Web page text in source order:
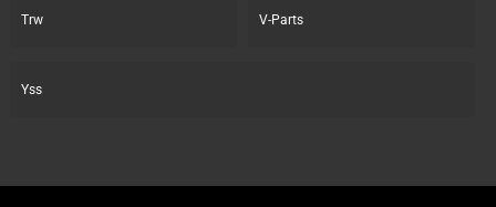
Trw V-Parts
Yss